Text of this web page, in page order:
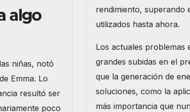
algo
niñas, notó
Emma. Lo
resultó ser
poco
rendimiento, superando
utilizados hasta ahora.
Los actuales problemas
grandes subidas en el
que la generación de
soluciones, como la
más importancia que